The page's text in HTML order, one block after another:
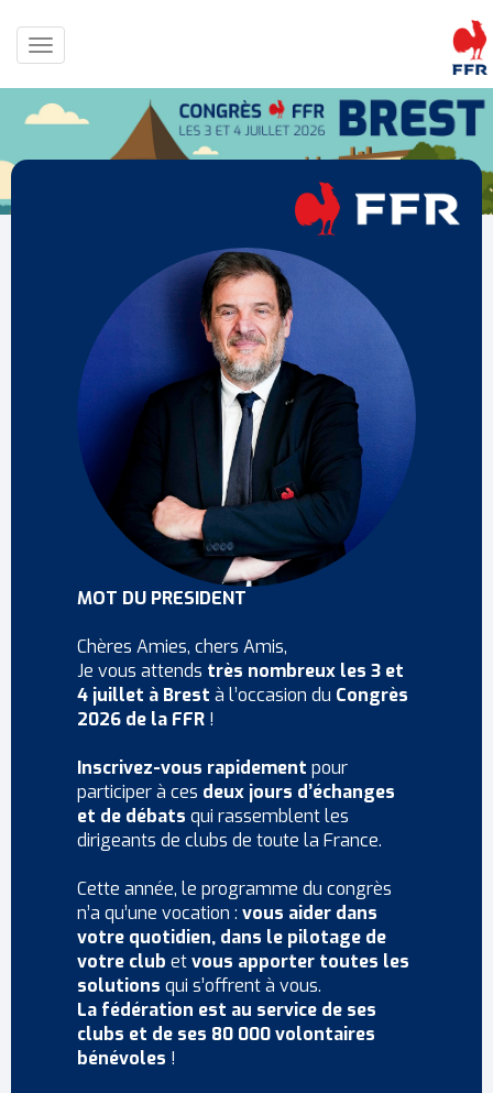
Afficher le menu
MOT DU PRESIDENT
Chères Amies, chers Amis,
Je vous attends très nombreux les 3 et
4 juillet à Brest à l’occasion du Congrès
2026 de la FFR !
Inscrivez-vous rapidement pour
participer à ces deux jours d’échanges
et de débats qui rassemblent les
dirigeants de clubs de toute la France.
Cette année, le programme du congrès
n’a qu’une vocation : vous aider dans
votre quotidien, dans le pilotage de
votre club etvous apporter toutes les
solutions qui s’offrent à vous.
La fédération est au service de ses
clubs et de ses 80 000 volontaires
bénévoles !